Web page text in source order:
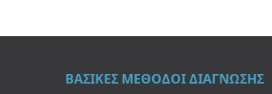
ΒΑΣΙΚΕΣ ΜΕΘΟΔΟΙ ΔΙΑΓΝΩΣΗΣ